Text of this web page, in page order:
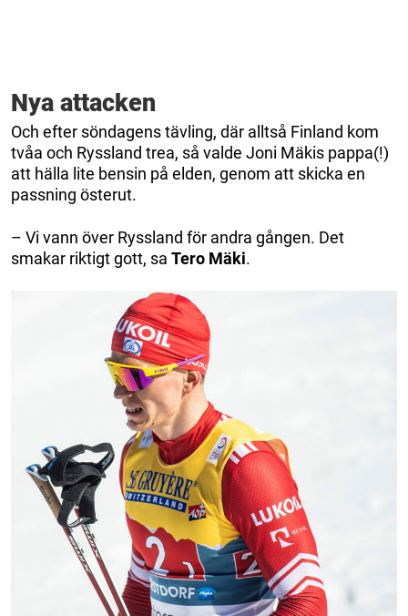
Nya attacken
Och efter söndagens tävling, där alltså Finland kom
tvåa och Ryssland trea, så valde Joni Mäkis pappa(!)
att hälla lite bensin på elden, genom att skicka en
passning österut.
– Vi vann över Ryssland för andra gången. Det
smakar riktigt gott, sa Tero Mäki.